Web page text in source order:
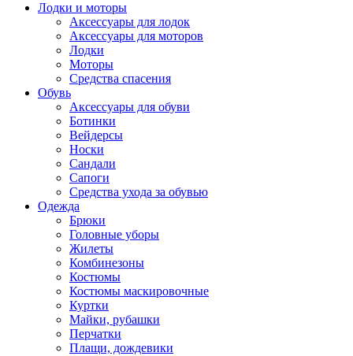
Лодки и моторы
Аксессуары для лодок
Аксессуары для моторов
Лодки
Моторы
Средства спасения
Обувь
Аксессуары для обуви
Ботинки
Вейдерсы
Носки
Сандали
Сапоги
Средства ухода за обувью
Одежда
Брюки
Головные уборы
Жилеты
Комбинезоны
Костюмы
Костюмы маскировочные
Куртки
Майки, рубашки
Перчатки
Плащи, дождевики